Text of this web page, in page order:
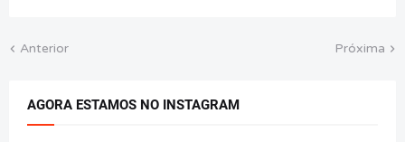
Anterior Próxima
AGORA ESTAMOS NO INSTAGRAM